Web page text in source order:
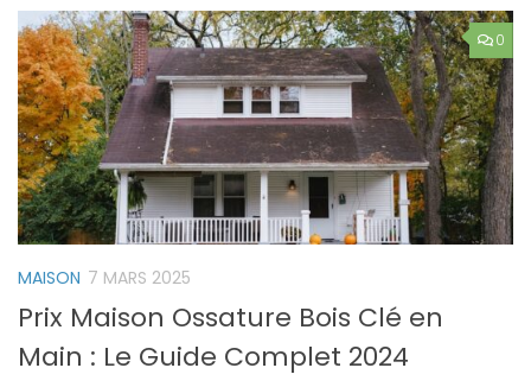
0
MAISON 7 MARS 2025
Prix Maison Ossature Bois Clé en
Main : Le Guide Complet 2024